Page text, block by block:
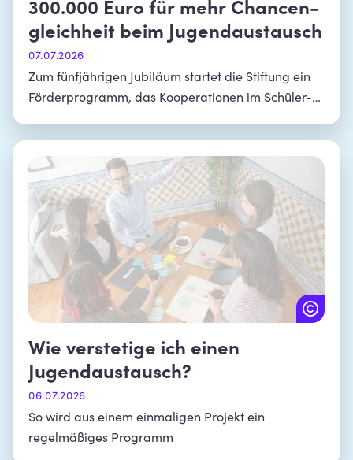
300.000 Euro für mehr Chancen-
gleichheit beim Jugendaustausch
07.07.2026
Zum fünfjährigen Jubiläum startet die Stiftung ein
Förderprogramm, das Kooperationen im Schüler-
Wie verstetige ich einen
Jugendaustausch?
06.07.2026
So wird aus einem einmaligen Projekt ein
regelmäßiges Programm